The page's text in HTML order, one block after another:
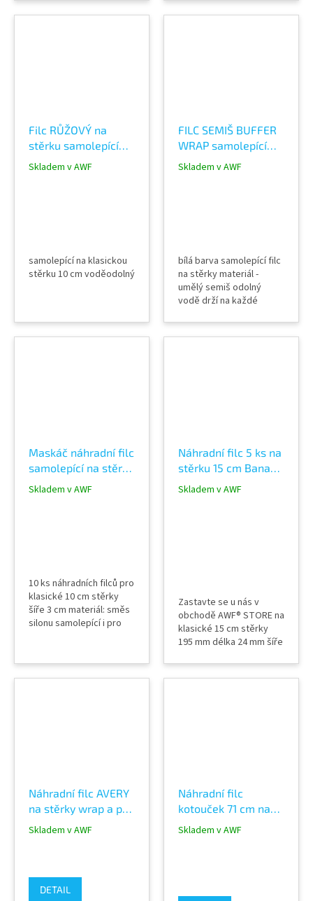
papírová krabička
10 ks v balení - papírová
krabička
Filc RŮŽOVÝ na
stěrku samolepící
WRAP PPF lepení
Skladem v AWF
samolepící na klasickou
stěrku 10 cm voděodolný
FILC SEMIŠ BUFFER
WRAP samolepící
ochranný na stěrku
Skladem v AWF
bílá barva samolepící filc
na stěrky materiál -
umělý semiš odolný
vodě drží na každé
klasickou velikost stěrky
OBLÍBENÝ PRODUKT!!!
Maskáč náhradní filc
samolepící na stěrku
10 cm, šíře 3 cm
Skladem v AWF
10 ks náhradních filců pro
klasické 10 cm stěrky
šíře 3 cm materiál: směs
silonu samolepící i pro
Náhradní filc 5 ks na
stěrku 15 cm Banana
Buffer samolepící
Skladem v AWF
Zastavte se u nás v
obchodě AWF® STORE na
klasické 15 cm stěrky
195 mm délka 24 mm šíře
ochrana na stěrku
neškráne fólie použití za
Náhradní filc AVERY
na stěrky wrap a ppf
polepy
Skladem v AWF
DETAIL
Náhradní filc
kotouček 71 cm na
stěrku Banana
Skladem v AWF